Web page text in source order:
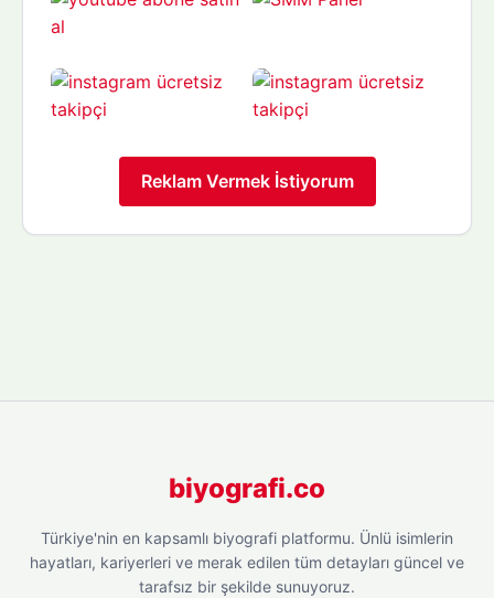
Reklam Vermek İstiyorum
biyografi.co
Türkiye'nin en kapsamlı biyografi platformu. Ünlü isimlerin
hayatları, kariyerleri ve merak edilen tüm detayları güncel ve
tarafsız bir şekilde sunuyoruz.